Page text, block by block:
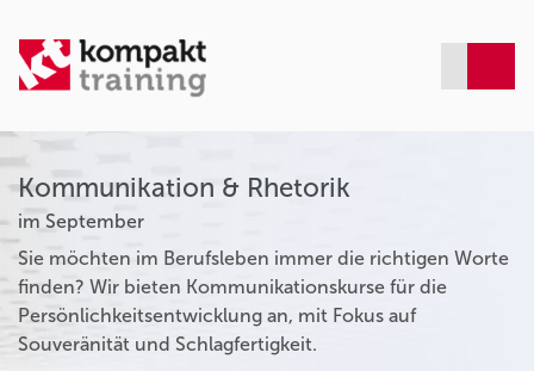
Kommunikation & Rhetorik
im September
Sie möchten im Berufsleben immer die richtigen Worte
finden? Wir bieten Kommunikationskurse für die
Persönlichkeitsentwicklung an, mit Fokus auf
Souveränität und Schlagfertigkeit.